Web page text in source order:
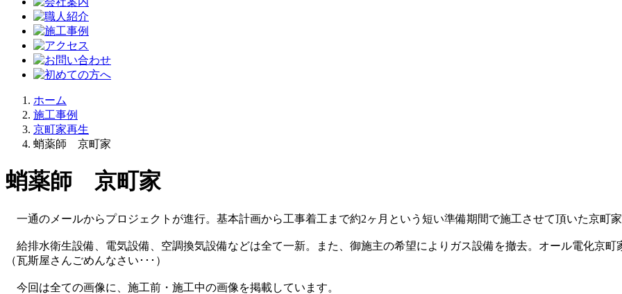
ホーム
施工事例
京町家再生
蛸薬師 京町家
蛸薬師 京町家
一通のメールからプロジェクトが進行。基本計画から工事着工まで約2ヶ月という短い準備期間で施工させて頂いた京町
給排水衛生設備、電気設備、空調換気設備などは全て一新。また、御施主の希望によりガス設備を撤去。オール電化京町
（瓦斯屋さんごめんなさい･･･）
今回は全ての画像に、施工前・施工中の画像を掲載しています。